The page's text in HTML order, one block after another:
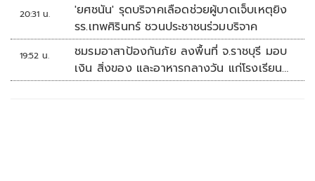
20:31 น.
'ยศชนัน' รุดบริจาคเลือดช่วยผู้บาดเจ็บเหตุยิง
รร.เทพศิรินทร์ ชวนประชาชนร่วมบริจาค
19:52 น.
ชมรมอาสาป้องกันภัย ลงพื้นที่ จ.ราชบุรี มอบ
เงิน สิ่งของ และอาหารกลางวัน แก่โรงเรียน
บ้านหนองน้ำใส